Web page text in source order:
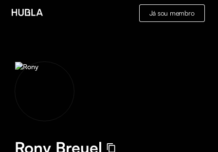
Já sou membro
Rony Breuel